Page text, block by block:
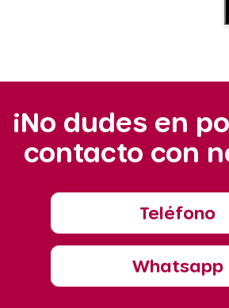
¡No dudes en
contacto con
Teléfono
Whatsapp